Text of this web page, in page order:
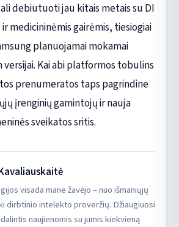
debiutuoti jau kitais metais su DI
medicininėmis gairėmis, tiesiogiai
planuojamai mokamai
Kai abi platformos tobulins
prenumeratos taps pagrindine
įrenginių gamintojų ir nauja
sveikatos sritis.
visada mane žavėjo – nuo išmaniųjų
dirbtinio intelekto proveržių. Džiaugiuosi
naujienomis su jumis kiekvieną